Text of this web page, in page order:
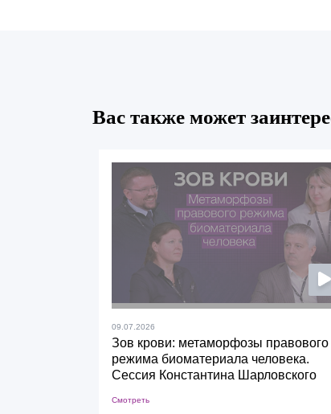
Вас также может
09.07.2026
Зов крови: метаморфозы правового
режима биоматериала человека.
Сессия Константина Шарловского
Смотреть